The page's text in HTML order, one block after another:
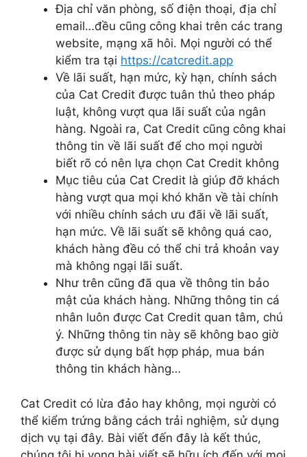
Địa chỉ văn phòng, số điện thoại, địa chỉ
email…đều cũng công khai trên các trang
website, mạng xã hôi. Mọi người có thể
kiểm tra tại https://catcredit.app
Về lãi suất, hạn mức, kỳ hạn, chính sách
của Cat Credit được tuân thủ theo pháp
luật, không vượt qua lãi suất của ngân
hàng. Ngoài ra, Cat Credit cũng công khai
thông tin về lãi suất để cho mọi người
biết rõ có nên lựa chọn Cat Credit không
Mục tiêu của Cat Credit là giúp đỡ khách
hàng vượt qua mọi khó khăn về tài chính
với nhiều chính sách ưu đãi về lãi suất,
hạn mức. Về lãi suất sẽ không quá cao,
khách hàng đều có thể chi trả khoản vay
mà không ngại lãi suất.
Như trên cũng đã qua về thông tin bảo
mật của khách hàng. Những thông tin cá
nhân luôn được Cat Credit quan tâm, chú
ý. Những thông tin này sẽ không bao giờ
được sử dụng bất hợp pháp, mua bán
thông tin khách hàng…
Cat Credit có lừa đảo hay không, mọi người có
thể kiểm trứng bằng cách trải nghiệm, sử dụng
dịch vụ tại đây. Bài viết đến đây là kết thúc,